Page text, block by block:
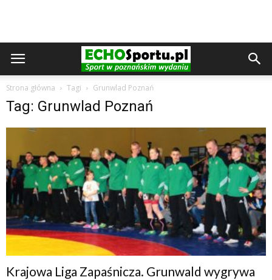
Strona główna Tagi Grunwlad Poznań
Tag: Grunwlad Poznań
Krajowa Liga Zapaśnicza. Grunwald wygrywa